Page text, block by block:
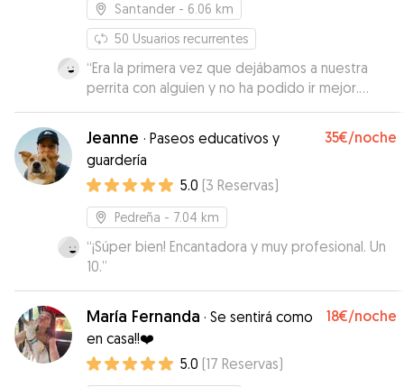
Santander - 6.06 km
50 Usuarios recurrentes
“Era la primera vez que dejábamos a nuestra
perrita con alguien y no ha podido ir mejor.
Desde el minuto uno con Ruth han sido todo
facilidades, es súper flexible en horarios,
transparente y nos mantuvo informados en todo
momento. Nuestra perra no ha podido estar en
mejores manos. Mil gracias de nuevo,
repetiremos sin dudarlo!
Jeanne · Paseos educativos y
guardería
35€/noche
5.0 (3 Reservas)
Pedreña - 7.04 km
“¡Súper bien! Encantadora y muy profesional. Un
10.”
María Fernanda · Se sentirá como
en casa!!❤️
18€/noche
5.0 (17 Reservas)